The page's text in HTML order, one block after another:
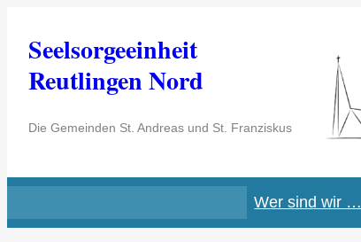
Inhalt
springen
Seelsorgeeinheit
Reutlingen Nord
Die Gemeinden St. Andreas und St. Franziskus
Wer sind wir …